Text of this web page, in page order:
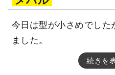
今日は型が小さめでした
ました。
続きを